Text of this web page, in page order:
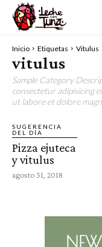
Inicio Etiquetas Vitulus
vitulus
Sample Category
consectetur adipisicing
ut labore et dolore
SUGERENCIA
DEL DÍA
Pizza ejuteca
y vitulus
agosto 31, 2018